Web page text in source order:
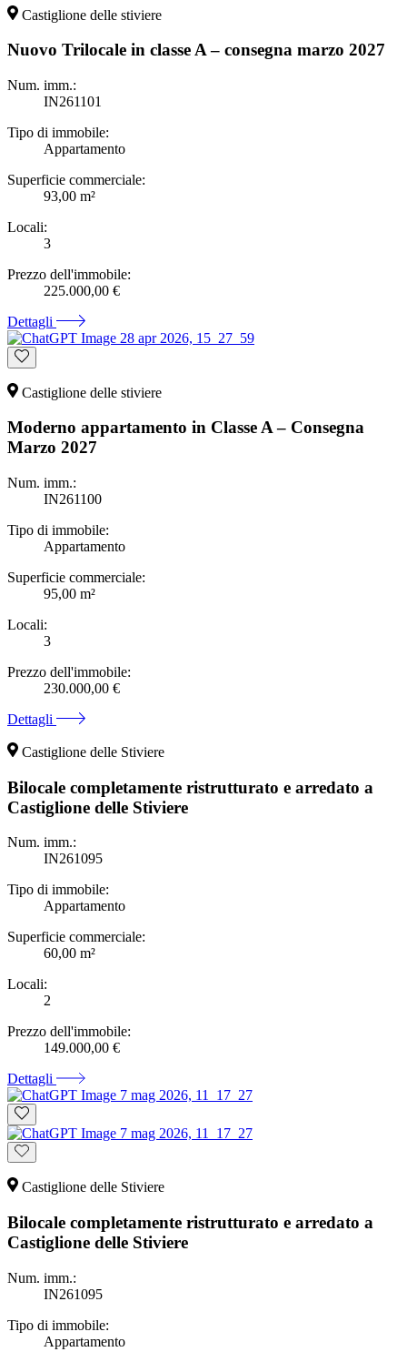
Castiglione delle stiviere
Nuovo Trilocale in classe A – consegna marzo 2027
Num. imm.:
IN261101
Tipo di immobile:
Appartamento
Superficie commerciale:
93,00 m²
Locali:
3
Prezzo dell'immobile:
225.000,00 €
Dettagli
Castiglione delle stiviere
Moderno appartamento in Classe A – Consegna
Marzo 2027
Num. imm.:
IN261100
Tipo di immobile:
Appartamento
Superficie commerciale:
95,00 m²
Locali:
3
Prezzo dell'immobile:
230.000,00 €
Dettagli
Castiglione delle Stiviere
Bilocale completamente ristrutturato e arredato a
Castiglione delle Stiviere
Num. imm.:
IN261095
Tipo di immobile:
Appartamento
Superficie commerciale:
60,00 m²
Locali:
2
Prezzo dell'immobile:
149.000,00 €
Dettagli
Castiglione delle Stiviere
Bilocale completamente ristrutturato e arredato a
Castiglione delle Stiviere
Num. imm.:
IN261095
Tipo di immobile:
Appartamento